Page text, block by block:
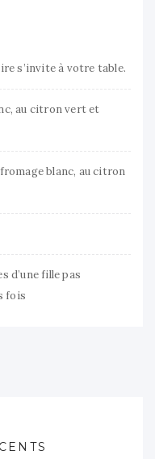
s’invite à votre table.
au citron vert et
blanc, au citron
d’une fille pas
fois